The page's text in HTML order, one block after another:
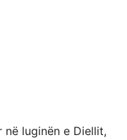
luginën e Diellit,